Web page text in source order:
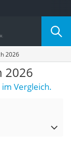
2026
2026
Vergleich.